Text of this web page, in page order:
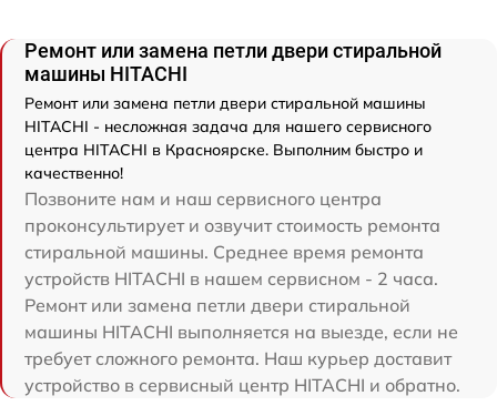
Ремонт или замена петли двери стиральной
машины HITACHI
Ремонт или замена петли двери стиральной машины
HITACHI - несложная задача для нашего сервисного
центра HITACHI в Красноярске. Выполним быстро и
качественно!
Позвоните нам и наш сервисного центра
проконсультирует и озвучит стоимость ремонта
стиральной машины. Среднее время ремонта
устройств HITACHI в нашем сервисном - 2 часа.
Ремонт или замена петли двери стиральной
машины HITACHI выполняется на выезде, если не
требует сложного ремонта. Наш курьер доставит
устройство в сервисный центр HITACHI и обратно.